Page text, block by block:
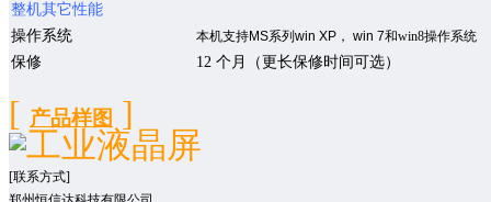
整机其它性能
操作系统
本机支持MS系列win XP ， win 7和win8操作系统
保修 12 个月（更长保修时间可选）
[ 产品样图 ]
[联系方式]